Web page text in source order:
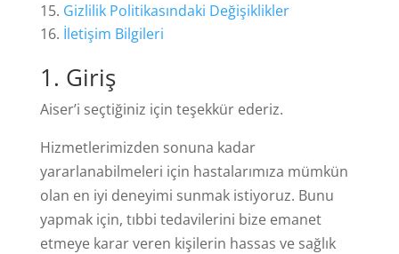
Gizlilik Politikasındaki Değişiklikler
İletişim Bilgileri
1. Giriş
Aiser’i seçtiğiniz için teşekkür ederiz.
Hizmetlerimizden sonuna kadar
yararlanabilmeleri için hastalarımıza mümkün
olan en iyi deneyimi sunmak istiyoruz. Bunu
yapmak için, tıbbi tedavilerini bize emanet
etmeye karar veren kişilerin hassas ve sağlık